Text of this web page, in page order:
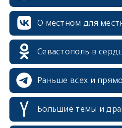
О местном для
Севастополь в
Раньше всех и
Большие темы и